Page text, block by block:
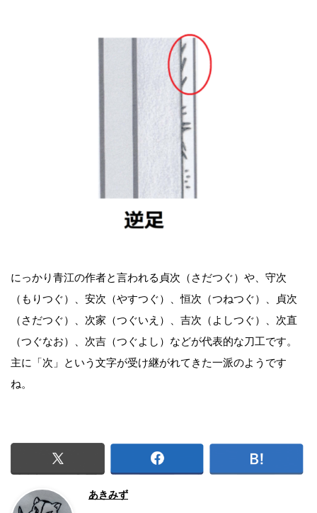
にっかり青江の作者と言われる貞次（さだつぐ）や、守次
（もりつぐ）、安次（やすつぐ）、恒次（つねつぐ）、貞次
（さだつぐ）、次家（つぐいえ）、吉次（よしつぐ）、次直
（つぐなお）、次吉（つぐよし）などが代表的な刀工です。
主に「次」という文字が受け継がれてきた一派のようです
ね。
あきみず